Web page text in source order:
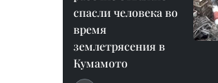
спасли человека во
время
землетрясения в
Кумамото